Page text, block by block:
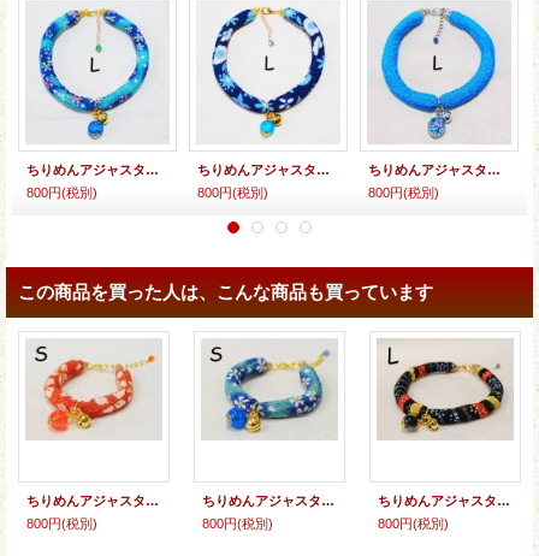
ちりめんアジャスター★クラックビーズ
800円(税別)
ちりめんアジャスター★クラックビーズ
800円(税別)
ちりめんアジャスター★とんぼ玉
800円(税別)
この商品を買った人は、こんな商品も買っています
ちりめんアジャスター★クラックビーズ
800円(税別)
ちりめんアジャスター★クラックビーズ
800円(税別)
ちりめんアジャスター★クラックビーズ
800円(税別)